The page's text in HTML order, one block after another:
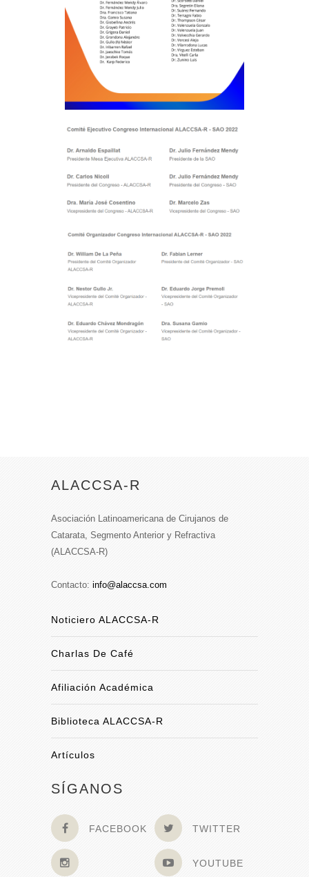
ALACCSA-R
Asociación Latinoamericana de Cirujanos de
Catarata, Segmento Anterior y Refractiva
(ALACCSA-R)
Contacto: info@alaccsa.com
Noticiero ALACCSA-R
Charlas De Café
Afiliación Académica
Biblioteca ALACCSA-R
Artículos
SÍGANOS
FACEBOOK TWITTER
YOUTUBE